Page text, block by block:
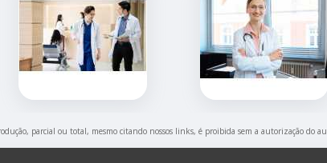
parcial ou total, mesmo citando nossos links, é proibida sem a autorização do